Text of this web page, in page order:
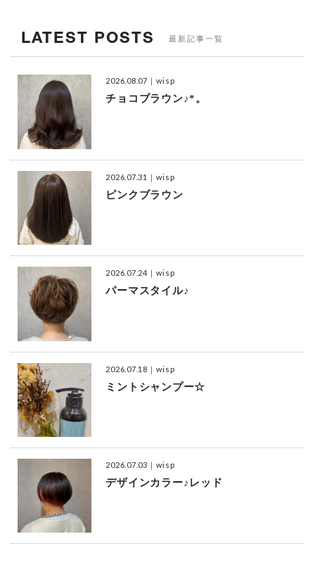
LATEST POSTS 最新記事一覧
2026.08.07 ｜wisp
チョコブラウン♪*。
2026.07.31 ｜wisp
ピンクブラウン
2026.07.24 ｜wisp
パーマスタイル♪
2026.07.18 ｜wisp
ミントシャンプー☆
2026.07.03 ｜wisp
デザインカラー♪レッド